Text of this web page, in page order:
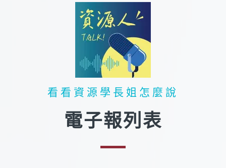
看看資源學長姐怎麼說​
電子報列表